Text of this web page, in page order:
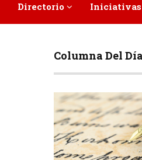
Directorio Iniciativas
Columna Del Día